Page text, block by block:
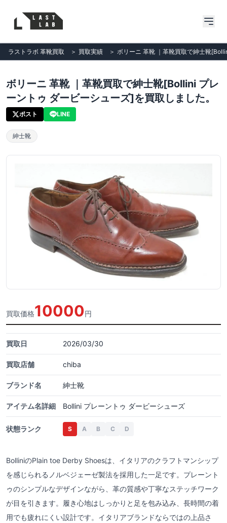
ラストラボ 革靴買取 ＞ 買取実績 ＞ ボリーニ 革靴 ｜革靴買取で紳士靴
ボリーニ 革靴 ｜革靴買取で紳士靴[Bollini プレ
ーントゥ ダービーシューズ]を買取しました。
ポスト LINE
紳士靴
買取価格10000円
買取日 2026/03/30
買取店舗 chiba
ブランド名 紳士靴
アイテム名詳細 Bollini プレーントゥ ダービーシューズ
状態ランク S A B C D
BolliniのPlain toe Derby Shoesは、イタリアのクラフトマンシップ
を感じられるノルベジェーゼ製法を採用した一足です。プレーント
ゥのシンプルなデザインながら、革の質感や丁寧なステッチワーク
が目を引きます。履き心地はしっかりと足を包み込み、長時間の着
用でも疲れにくい設計です。イタリアブランドならではの上品さ